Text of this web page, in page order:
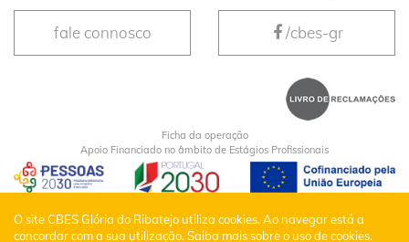
fale connosco /cbes-gr
Ficha da operação
Apoio Financiado no âmbito de Estágios Profissionais
CBES Glória do Ribatejo © Todos os Direitos
O site CBES Glória do Ribatejo utiliza cookies. Ao navegar está a
concordar com a sua utilização. Saiba mais sobre o uso de cookies.